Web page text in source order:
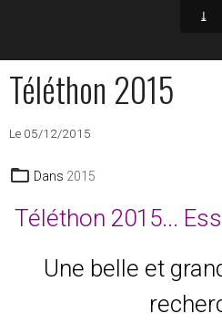
Téléthon 2015
Le 05/12/2015
Dans 2015
Téléthon 2015...
Une belle et